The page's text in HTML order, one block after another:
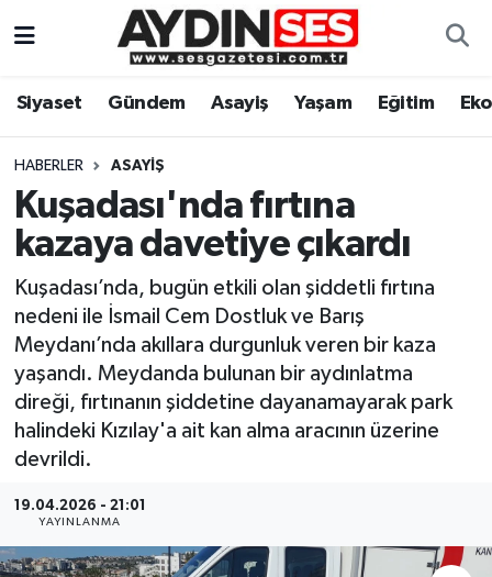
Siyaset Gündem Asayiş Yaşam Eğitim
HABERLER ASAYIŞ
Kuşadası'nda fırtına
kazaya davetiye çıkardı
Kuşadası’nda, bugün etkili olan şiddetli fırtına
nedeni ile İsmail Cem Dostluk ve Barış
Meydanı’nda akıllara durgunluk veren bir kaza
yaşandı. Meydanda bulunan bir aydınlatma
direği, fırtınanın şiddetine dayanamayarak park
halindeki Kızılay'a ait kan alma aracının üzerine
devrildi.
19.04.2026 - 21:01
YAYINLANMA
Gündem
Siyaset
Ekonomi
Yaşam
Eğitim
Kültür Sanat
Aydın Hava Durumu
Aydin Namaz Vakitleri
Aydın Trafik Yoğunluk Haritası
Süper Lig Puan Durumu ve Fikstür
Tüm Manşetler
Son Dakika Haberleri